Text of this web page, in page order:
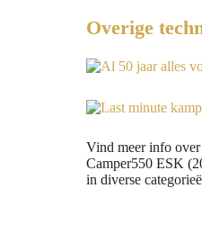
Overige
Vind meer info
Camper550 ESK
in diverse